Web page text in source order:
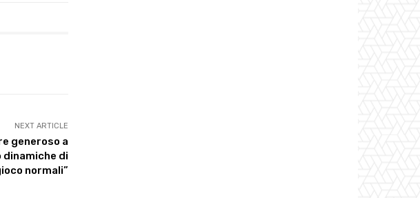
NEXT ARTICLE
generoso a
dinamiche di
normali”